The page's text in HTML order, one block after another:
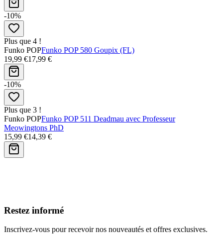
-10%
Plus que 4 !
Funko POPFunko POP 580 Goupix (FL)
19,99 €17,99 €
-10%
Plus que 3 !
Funko POPFunko POP 511 Deadmau avec Professeur
Meowingtons PhD
15,99 €14,39 €
Restez informé
Inscrivez-vous pour recevoir nos nouveautés et offres exclusives.